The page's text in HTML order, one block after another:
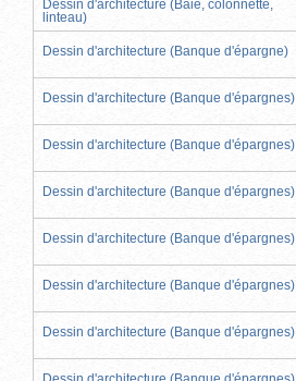
Dessin d'architecture (Baie, colonnette,
linteau)
Dessin d'architecture (Banque d'épargne)
Dessin d'architecture (Banque d'épargnes)
Dessin d'architecture (Banque d'épargnes)
Dessin d'architecture (Banque d'épargnes)
Dessin d'architecture (Banque d'épargnes)
Dessin d'architecture (Banque d'épargnes)
Dessin d'architecture (Banque d'épargnes)